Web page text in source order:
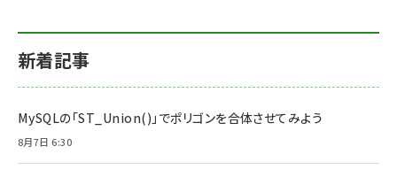
新着記事
MySQLの「ST_Union()」でポリゴンを合体させてみよう
8月7日 6:30